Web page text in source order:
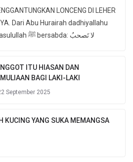
LONCENG DI LEHER
Dari Abu Hurairah dadhiyallahu
anhu, sesungguhnya Rasulullah ﷺ bersabda: لا تَصحبُ
ITU HIASAN DAN
BAGI LAKI-LAKI
September 2025
KUCING YANG SUKA MEMANGSA